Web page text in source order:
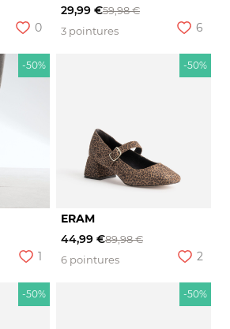
0
29,99 €59,98 €
3 pointures
6
-50%
1
-50%
ERAM
44,99 €89,98 €
6 pointures
2
-50% -50%